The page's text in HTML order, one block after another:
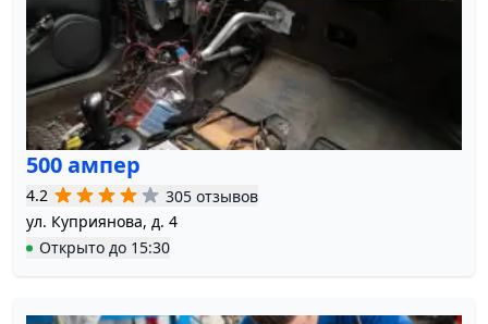
500 ампер
4.2
305 отзывов
ул. Куприянова, д. 4
Открыто до 15:30